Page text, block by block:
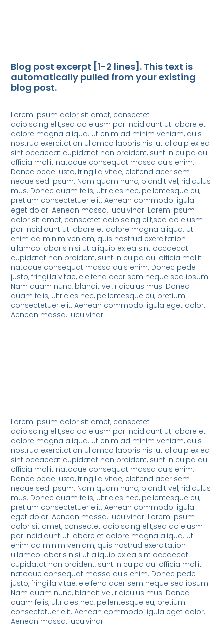
Blog post excerpt [1-2 lines]. This text is
automatically pulled from your existing
blog post.
Lorem ipsum dolor sit amet, consectet
adipiscing elit,sed do eiusm por incididunt ut labore et
dolore magna aliqua. Ut enim ad minim veniam, quis
nostrud exercitation ullamco laboris nisi ut aliquip ex ea
sint occaecat cupidatat non proident, sunt in culpa qui
officia mollit natoque consequat massa quis enim.
Donec pede justo, fringilla vitae, eleifend acer sem
neque sed ipsum. Nam quam nunc, blandit vel, ridiculus
mus. Donec quam felis, ultricies nec, pellentesque eu,
pretium consectetuer elit. Aenean commodo ligula
eget dolor. Aenean massa. luculvinar. Lorem ipsum
dolor sit amet, consectet adipiscing elit,sed do eiusm
por incididunt ut labore et dolore magna aliqua. Ut
enim ad minim veniam, quis nostrud exercitation
ullamco laboris nisi ut aliquip ex ea sint occaecat
cupidatat non proident, sunt in culpa qui officia mollit
natoque consequat massa quis enim. Donec pede
justo, fringilla vitae, eleifend acer sem neque sed ipsum.
Nam quam nunc, blandit vel, ridiculus mus. Donec
quam felis, ultricies nec, pellentesque eu, pretium
consectetuer elit. Aenean commodo ligula eget dolor.
Aenean massa. luculvinar.
Lorem ipsum dolor sit amet, consectet
adipiscing elit,sed do eiusm por incididunt ut labore et
dolore magna aliqua. Ut enim ad minim veniam, quis
nostrud exercitation ullamco laboris nisi ut aliquip ex ea
sint occaecat cupidatat non proident, sunt in culpa qui
officia mollit natoque consequat massa quis enim.
Donec pede justo, fringilla vitae, eleifend acer sem
neque sed ipsum. Nam quam nunc, blandit vel, ridiculus
mus. Donec quam felis, ultricies nec, pellentesque eu,
pretium consectetuer elit. Aenean commodo ligula
eget dolor. Aenean massa. luculvinar. Lorem ipsum
dolor sit amet, consectet adipiscing elit,sed do eiusm
por incididunt ut labore et dolore magna aliqua. Ut
enim ad minim veniam, quis nostrud exercitation
ullamco laboris nisi ut aliquip ex ea sint occaecat
cupidatat non proident, sunt in culpa qui officia mollit
natoque consequat massa quis enim. Donec pede
justo, fringilla vitae, eleifend acer sem neque sed ipsum.
Nam quam nunc, blandit vel, ridiculus mus. Donec
quam felis, ultricies nec, pellentesque eu, pretium
consectetuer elit. Aenean commodo ligula eget dolor.
Aenean massa. luculvinar.